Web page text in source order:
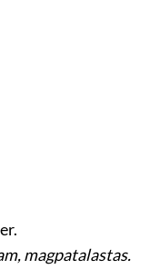
.
magpatalastas.